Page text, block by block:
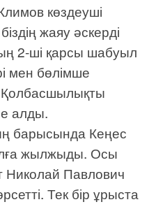
көздеуші
жаяу әскерді
2-ші қарсы шабуыл
мен бөлімше
алды.
барысында Кеңес
жылжыды. Осы
Николай Павлович
Тек бір ұрыста